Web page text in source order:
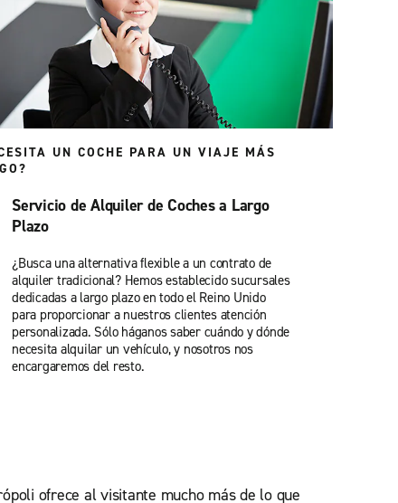
UN COCHE PARA UN VIAJE MÁS
Servicio de Alquiler de Coches a Largo
Plazo
¿Busca una alternativa flexible a un contrato de
alquiler tradicional? Hemos establecido sucursales
dedicadas a largo plazo en todo el Reino Unido
para proporcionar a nuestros clientes atención
personalizada. Sólo háganos saber cuándo y dónde
necesita alquilar un vehículo, y nosotros nos
encargaremos del resto.
ofrece al visitante mucho más de lo que